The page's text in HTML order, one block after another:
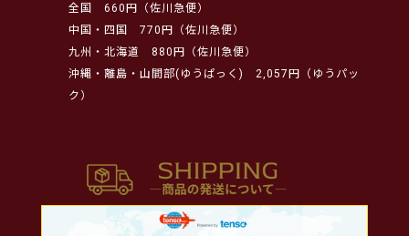
全国
660円（佐川急便）
中国・四国
770円（佐川急便）
九州・北海道
880円（佐川急便）
沖縄・離島・山間部(ゆうぱっく)
2,057円（ゆうパッ
ク）